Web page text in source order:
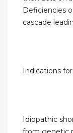
Deficiencies
cascade
Indications
Idiopathic